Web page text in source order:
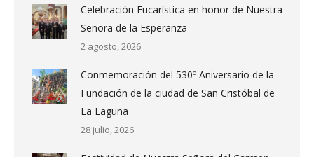
Celebración Eucarística en honor de Nuestra
Señora de la Esperanza
2 agosto, 2026
Conmemoración del 530º Aniversario de la
Fundación de la ciudad de San Cristóbal de
La Laguna
28 julio, 2026